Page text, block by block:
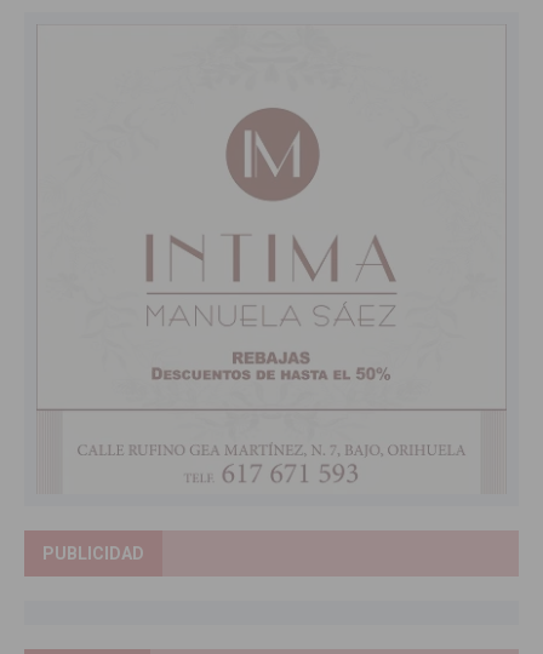
PUBLICIDAD